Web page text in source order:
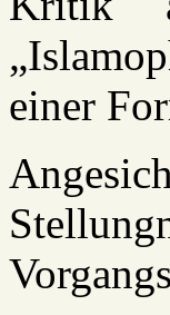
einer